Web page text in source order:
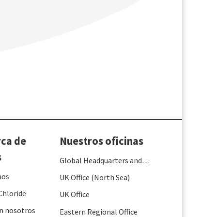
de
nosotros
Nuestros oficinas
Global Headquarters and
France
UK Office (North Sea)
UK Office
Eastern Regional Office